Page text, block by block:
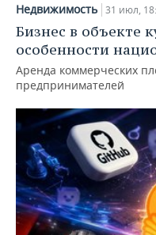
Недвижимость 31 июл,
Бизнес в объекте
особенности
Аренда коммерческих
предпринимателей